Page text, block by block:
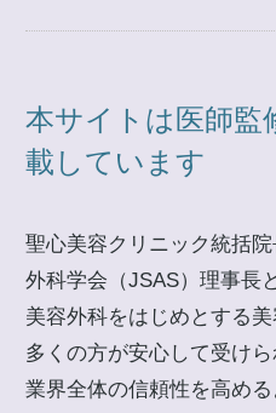
本サイトは医師監
載しています
聖心美容クリニック統括
外科学会（JSAS）理事長
美容外科をはじめとする美
多くの方が安心して受けら
業界全体の信頼性を高める